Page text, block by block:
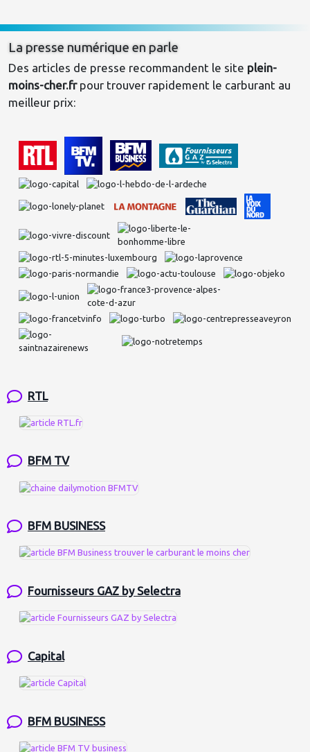
La presse numérique en parle
Des articles de presse recommandent le site plein-
moins-cher.fr pour trouver rapidement le carburant au
meilleur prix:
RTL
BFM TV
BFM BUSINESS
Fournisseurs GAZ by Selectra
Capital
BFM BUSINESS